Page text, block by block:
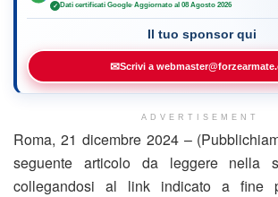
✓ Dati certificati Google·Aggiornato al 08 Agosto 2026
Il tuo sponsor qui
✉Scrivi a
ADVERTISEMENT
Roma, 21 dicembre 2024 –
seguente articolo da leggere nella
collegandosi al link indicato a fine